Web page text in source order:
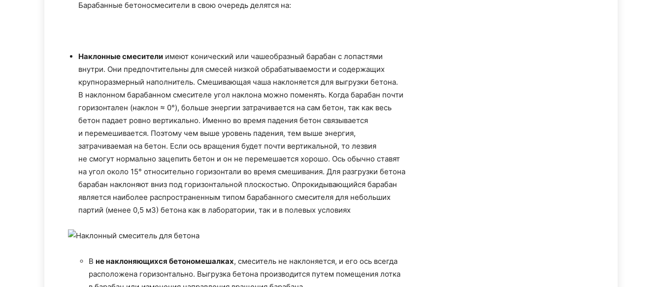
Барабанные бетоносмесители в свою очередь делятся на:
Наклонные смесители имеют конический или чашеобразный барабан с лопастями
внутри. Они предпочтительны для смесей низкой обрабатываемости и содержащих
крупноразмерный наполнитель. Смешивающая чаша наклоняется для выгрузки бетона.
В наклонном барабанном смесителе угол наклона можно поменять. Когда барабан почти
горизонтален (наклон ≈ 0°), больше энергии затрачивается на сам бетон, так как весь
бетон падает ровно вертикально. Именно во время падения бетон связывается
и перемешивается. Поэтому чем выше уровень падения, тем выше энергия,
затрачиваемая на бетон. Если ось вращения будет почти вертикальной, то лезвия
не смогут нормально зацепить бетон и он не перемешается хорошо. Ось обычно ставят
на угол около 15° относительно горизонтали во время смешивания. Для разгрузки бетона
барабан наклоняют вниз под горизонтальной плоскостью. Опрокидывающийся барабан
является наиболее распространенным типом барабанного смесителя для небольших
партий (менее 0,5 м3) бетона как в лаборатории, так и в полевых условиях
В не наклоняющихся бетономешалках, смеситель не наклоняется, и его ось всегда
расположена горизонтально. Выгрузка бетона производится путем помещения лотка